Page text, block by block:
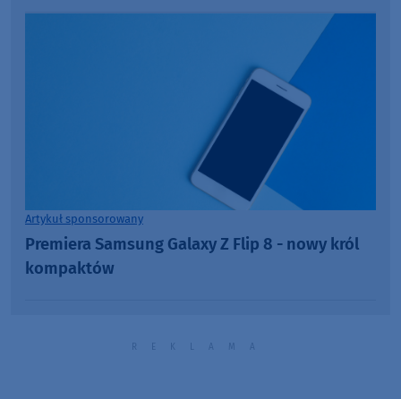
Artykuł sponsorowany
Premiera Samsung Galaxy Z Flip 8 - nowy król
kompaktów